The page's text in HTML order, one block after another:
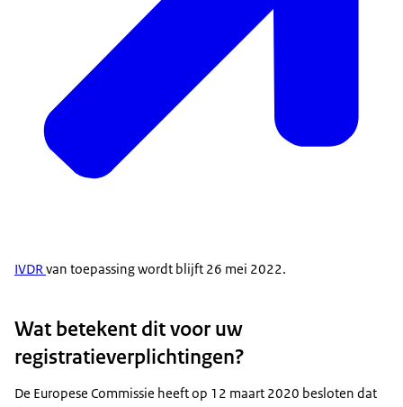
IVDRvan toepassing wordt blijft 26 mei 2022.
Wat betekent dit voor uw
registratieverplichtingen?
De Europese Commissie heeft op 12 maart 2020 besloten dat